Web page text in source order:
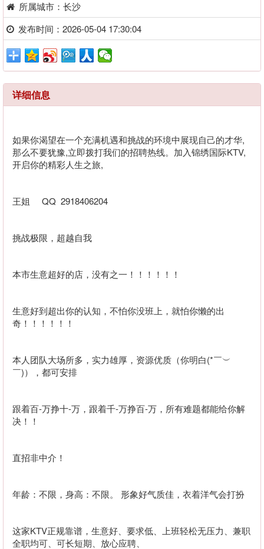
所属城市：长沙
发布时间：2026-05-04 17:30:04
详细信息
如果你渴望在一个充满机遇和挑战的环境中展现自己的才华,
那么不要犹豫,立即拨打我们的招聘热线。加入锦绣国际KTV,
开启你的精彩人生之旅,
王姐 QQ 2918406204
挑战极限，超越自我
本市生意超好的店，没有之一！！！！！！
生意好到超出你的认知，不怕你没班上，就怕你懒的出
奇！！！！！！
本人团队大场所多，实力雄厚，资源优质（你明白(*￣︶
￣)），都可安排
跟着百-万挣十-万，跟着千-万挣百-万，所有难题都能给你解
决！！
直招非中介！
年龄：不限，身高：不限。 形象好气质佳，衣着洋气会打扮
这家KTV正规靠谱，生意好、要求低、上班轻松无压力、兼职
全职均可、可长短期、放心应聘、